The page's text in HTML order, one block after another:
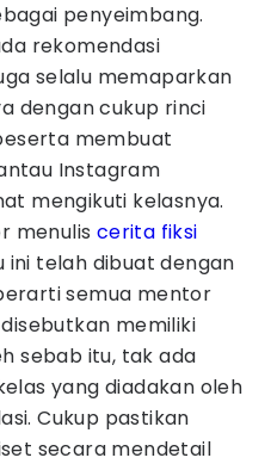
penyeimbang.
rekomendasi
selalu memaparkan
dengan cukup rinci
membuat
Instagram
mengikuti kelasnya.
menulis cerita fiksi
telah dibuat dengan
semua mentor
memiliki
sebab itu, tak ada
yang diadakan oleh
Cukup pastikan
secara mendetail